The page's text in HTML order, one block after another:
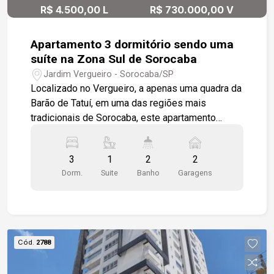
R$ 4.500,00 L R$ 730.000,00 V
Apartamento 3 dormitório sendo uma
suíte na Zona Sul de Sorocaba
Jardim Vergueiro - Sorocaba/SP
Localizado no Vergueiro, a apenas uma quadra da
Barão de Tatuí, em uma das regiões mais
tradicionais de Sorocaba, este apartamento
Características do imóvel: 3 dormitórios (sendo 1
suíte ampla) Sala espaçosa para 2 ambientes
com varanda Lavabo Cozinha funcional Banheiros
panorâmica 2 vagas de garagem cobertas (tipo
gaveta) Condomínio completo: Segurança 24
horas Academia Salão de festas Área gourmet
3
Dorm.
1
Suite
2
Banho
2
Garagens
Cód. 2788